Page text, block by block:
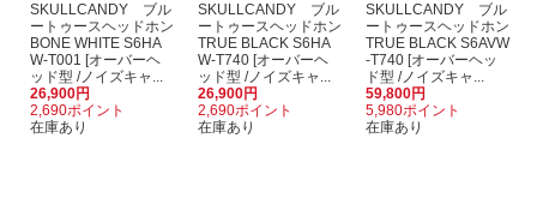
SKULLCANDY ブル
ートゥースヘッドホン
BONE WHITE S6HA
W-T001 [オーバーヘ
ッド型 /ノイズキャ...
26,900円
2,690ポイント
在庫あり
SKULLCANDY ブル
ートゥースヘッドホン
TRUE BLACK S6HA
W-T740 [オーバーヘ
ッド型 /ノイズキャ...
26,900円
2,690ポイント
在庫あり
SKULLCANDY ブル
ートゥースヘッドホン
TRUE BLACK S6AVW
-T740 [オーバーヘッ
ド型 /ノイズキャ...
59,800円
5,980ポイント
在庫あり